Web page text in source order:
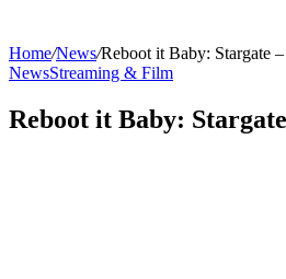
Home/News/Reboot it Baby: Stargate
NewsStreaming & Film
Reboot it Baby: